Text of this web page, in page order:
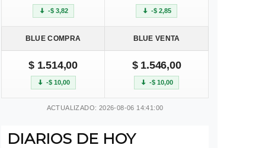
-$ 3,82 -$ 2,85
BLUE COMPRA BLUE VENTA
$ 1.514,00
-$ 10,00
$ 1.546,00
-$ 10,00
ACTUALIZADO: 2026-08-06 14:41:00
DIARIOS DE HOY